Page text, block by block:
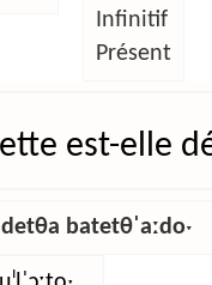
Infinitif
Présent
est-elle
detθa batetθˈaːdoˑ